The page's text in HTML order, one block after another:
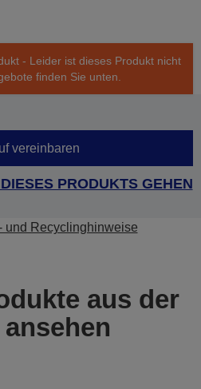
- Leider ist dieses Produkt nicht
finden Sie unten.
vereinbaren
PRODUKTS GEHEN
und Recyclinghinweise
aus der